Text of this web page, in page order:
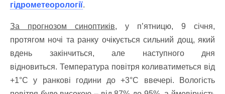
гідрометеорології.
За прогнозом синоптиків, у п’ятницю, 9 січня,
протягом ночі та ранку очікується сильний дощ, який
вдень закінчиться, але наступного дня
відновиться. Температура повітря коливатиметься від
+1°C у ранкові години до +3°C ввечері.
Вологість